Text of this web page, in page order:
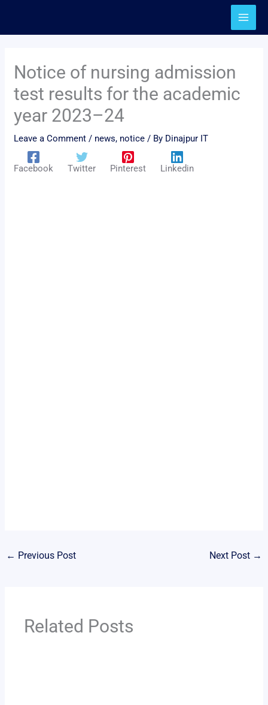
Notice of nursing admission
test results for the academic
year 2023–24
Leave a Comment / news, notice / By Dinajpur IT
Facebook Twitter Pinterest Linkedin
← Previous Post Next Post →
Related Posts